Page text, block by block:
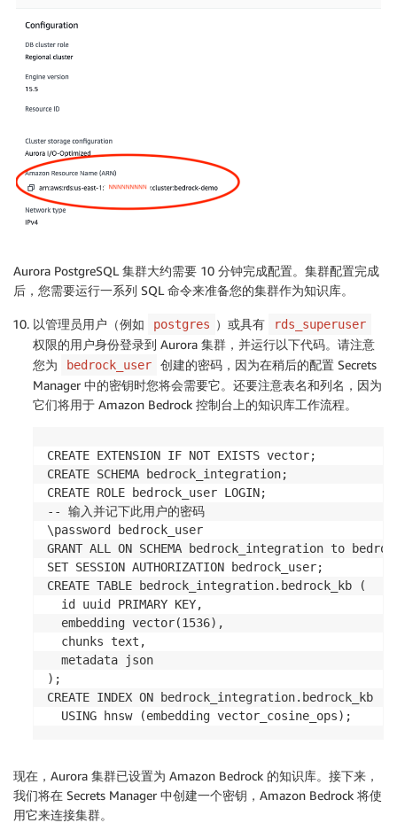
Aurora PostgreSQL 集群大约需要 10 分钟完成配置。集群配置完成
后，您需要运行一系列 SQL 命令来准备您的集群作为知识库。
以管理员用户（例如 postgres ）或具有 rds_superuser
权限的用户身份登录到 Aurora 集群，并运行以下代码。请注意
您为
bedrock_user
创建的密码，因为在稍后的配置 Secrets
Manager 中的密钥时您将会需要它。还要注意表名和列名，因为
它们将用于 Amazon Bedrock 控制台上的知识库工作流程。
CREATE EXTENSION IF NOT EXISTS vector;
CREATE SCHEMA bedrock_integration;
CREATE ROLE bedrock_user LOGIN;
-- 输入并记下此用户的密码
\password bedrock_user
GRANT ALL ON SCHEMA bedrock_integration to
SET SESSION AUTHORIZATION bedrock_user;
CREATE TABLE bedrock_integration.bedrock_kb (
  id uuid PRIMARY KEY,
  embedding vector(1536),
  chunks text,
  metadata json
);
CREATE INDEX ON bedrock_integration.bedrock_kb
现在，Aurora 集群已设置为 Amazon Bedrock 的知识库。接下来，
我们将在 Secrets Manager 中创建一个密钥，Amazon Bedrock 将使
用它来连接集群。